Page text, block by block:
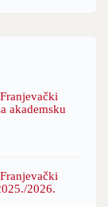
akademsku
2026.